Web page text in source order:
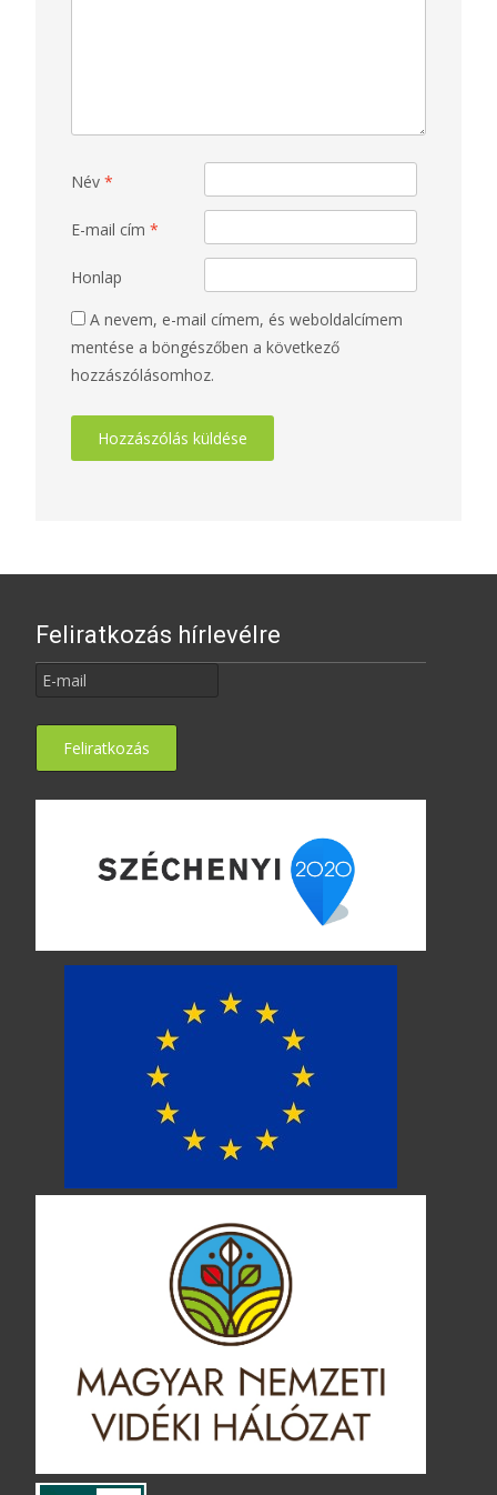
Név *
E-mail cím *
Honlap
A nevem, e-mail címem, és weboldalcímem
mentése a böngészőben a következő
hozzászólásomhoz.
Feliratkozás hírlevélre